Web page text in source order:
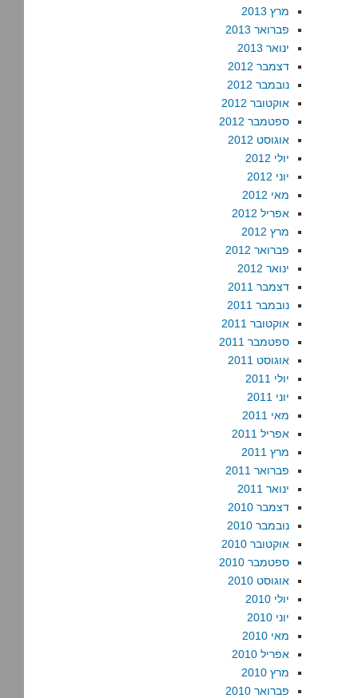
מרץ 2013
פברואר 2013
ינואר 2013
דצמבר 2012
נובמבר 2012
אוקטובר 2012
ספטמבר 2012
אוגוסט 2012
יולי 2012
יוני 2012
מאי 2012
אפריל 2012
מרץ 2012
פברואר 2012
ינואר 2012
דצמבר 2011
נובמבר 2011
אוקטובר 2011
ספטמבר 2011
אוגוסט 2011
יולי 2011
יוני 2011
מאי 2011
אפריל 2011
מרץ 2011
פברואר 2011
ינואר 2011
דצמבר 2010
נובמבר 2010
אוקטובר 2010
ספטמבר 2010
אוגוסט 2010
יולי 2010
יוני 2010
מאי 2010
אפריל 2010
מרץ 2010
פברואר 2010